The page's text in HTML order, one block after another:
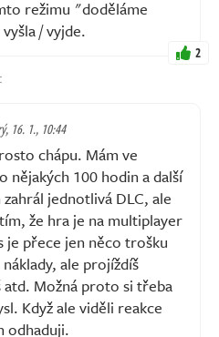
režimu "doděláme
/ vyjde.
2
16. 1., 10:44
chápu. Mám ve
nějakých 100 hodin a další
jednotlivá DLC, ale
že hra je na multiplayer
je přece jen něco trošku
ale projíždíš
Možná proto si třeba
Když ale viděli reakce
odhaduji.